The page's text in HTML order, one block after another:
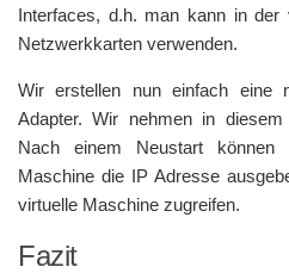
Interfaces, d.h. man kann in
Netzwerkkarten verwenden.
Wir erstellen nun einfach eine
Adapter. Wir nehmen in
Nach einem Neustart
Maschine die IP Adresse
virtuelle Maschine zugreifen.
Fazit